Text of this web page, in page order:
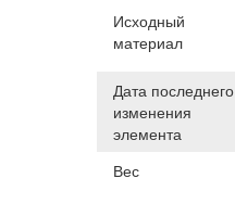
Исходный
материал
Дата последнего
изменения
элемента
Вес